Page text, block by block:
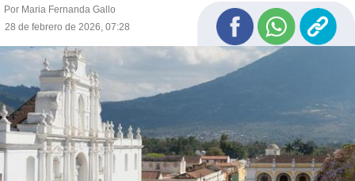
Por Maria Fernanda Gallo
28 de febrero de 2026, 07:28